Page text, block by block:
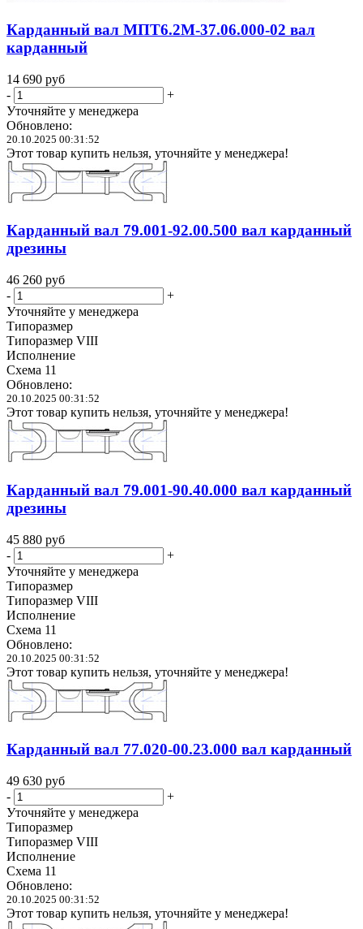
Карданный вал МПТ6.2М-37.06.000-02 вал
карданный
14 690 руб
-
+
Уточняйте у менеджера
Обновлено:
20.10.2025 00:31:52
Этот товар купить нельзя, уточняйте у менеджера!
Карданный вал 79.001-92.00.500 вал карданный
дрезины
46 260 руб
-
+
Уточняйте у менеджера
Типоразмер
Типоразмер VIII
Исполнение
Схема 11
Обновлено:
20.10.2025 00:31:52
Этот товар купить нельзя, уточняйте у менеджера!
Карданный вал 79.001-90.40.000 вал карданный
дрезины
45 880 руб
-
+
Уточняйте у менеджера
Типоразмер
Типоразмер VIII
Исполнение
Схема 11
Обновлено:
20.10.2025 00:31:52
Этот товар купить нельзя, уточняйте у менеджера!
Карданный вал 77.020-00.23.000 вал карданный
49 630 руб
-
+
Уточняйте у менеджера
Типоразмер
Типоразмер VIII
Исполнение
Схема 11
Обновлено:
20.10.2025 00:31:52
Этот товар купить нельзя, уточняйте у менеджера!